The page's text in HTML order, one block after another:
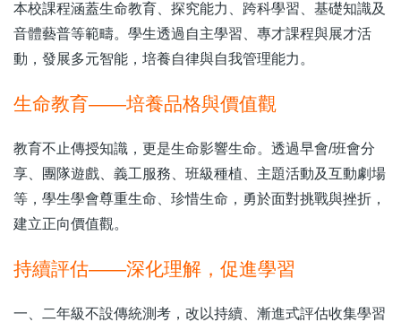
本校課程涵蓋生命教育、探究能力、跨科學習、基礎知識及
音體藝普等範疇。學生透過自主學習、專才課程與展才活
動，發展多元智能，培養自律與自我管理能力。
生命教育——培養品格與價值觀
教育不止傳授知識，更是生命影響生命。透過早會/班會分
享、團隊遊戲、義工服務、班級種植、主題活動及互動劇場
等，學生學會尊重生命、珍惜生命，勇於面對挑戰與挫折，
建立正向價值觀。
持續評估——深化理解，促進學習
一、二年級不設傳統測考，改以持續、漸進式評估收集學習